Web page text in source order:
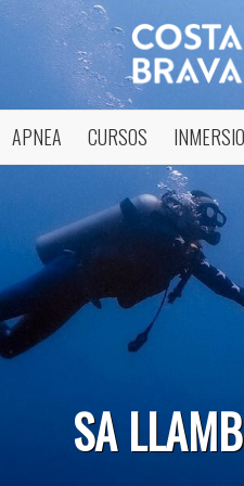
APNEA CURSOS
SA
cookies
web utiliza Cookies propias
nuestros servicios. Si continua